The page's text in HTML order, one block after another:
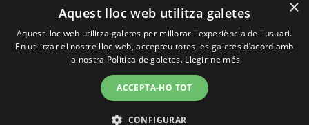
×
Aquest lloc web utilitza galetes
Aquest lloc web utilitza galetes per millorar l'experiència de l'usuari.
En utilitzar el nostre lloc web, accepteu totes les galetes d’acord amb
la nostra Política de galetes. Llegir-ne més
ACCEPTA-HO TOT
CONFIGURAR